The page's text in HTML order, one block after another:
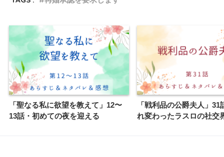
「聖なる私に欲望を教えて」12〜
13話・初めての夜を迎える
「戦利品の公爵夫人」31
れ変わったラスロの社交